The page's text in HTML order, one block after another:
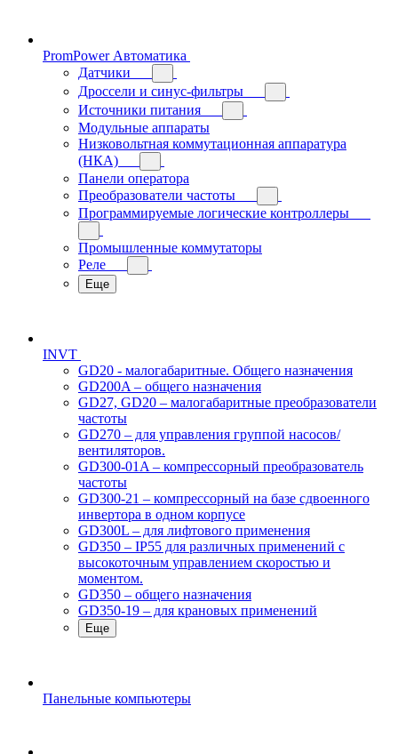
PromPower Автоматика
Датчики
Дроссели и синус-фильтры
Источники питания
Модульные аппараты
Низковольтная коммутационная аппаратура
(НКА)
Панели оператора
Преобразователи частоты
Программируемые логические контроллеры
Промышленные коммутаторы
Реле
Еще
INVT
GD20 - малогабаритные. Общего назначения
GD200A – общего назначения
GD27, GD20 – малогабаритные преобразователи
частоты
GD270 – для управления группой насосов/
вентиляторов.
GD300-01A – компрессорный преобразователь
частоты
GD300-21 – компрессорный на базе сдвоенного
инвертора в одном корпусе
GD300L – для лифтового применения
GD350 – IP55 для различных применений с
высокоточным управлением скоростью и
моментом.
GD350 – общего назначения
GD350-19 – для крановых применений
Еще
Панельные компьютеры